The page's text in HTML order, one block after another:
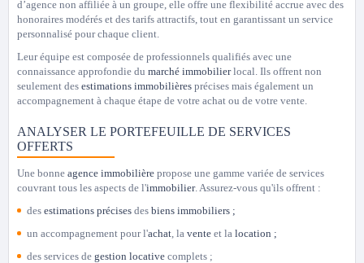
d’agence non affiliée à un groupe, elle offre une flexibilité accrue avec des
honoraires modérés et des tarifs attractifs, tout en garantissant un service
personnalisé pour chaque client.
Leur équipe est composée de professionnels qualifiés avec une
connaissance approfondie du marché immobilierlocal. Ils offrent non
seulement des estimations immobilières précises mais également un
accompagnement à chaque étape de votre achat ou de votre vente.
ANALYSER LE PORTEFEUILLE DE SERVICES
OFFERTS
Une bonne agence immobilière propose une gamme variée de services
couvrant tous les aspects de l'immobilier. Assurez-vous qu'ils offrent :
des estimations précises des biens immobiliers ;
un accompagnement pour l'achat, la vente et la location ;
des services de gestion locative complets ;